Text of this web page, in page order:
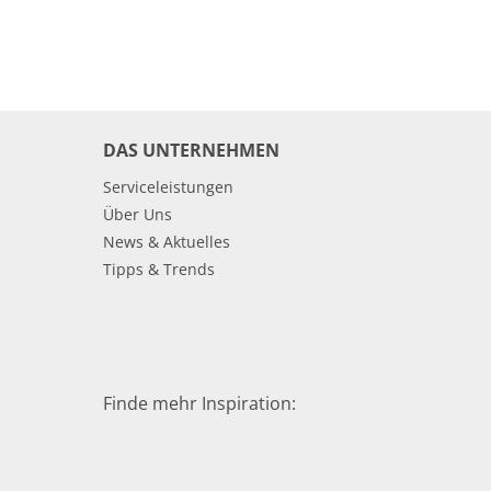
DAS UNTERNEHMEN
Serviceleistungen
Über Uns
News & Aktuelles
Tipps & Trends
Finde mehr Inspiration: